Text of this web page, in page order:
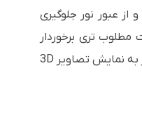
عبور نور جلوگیری
مطلوب تری برخوردار
است. بعلاوه این پرده ها قادر به نمایش تصاویر 3D